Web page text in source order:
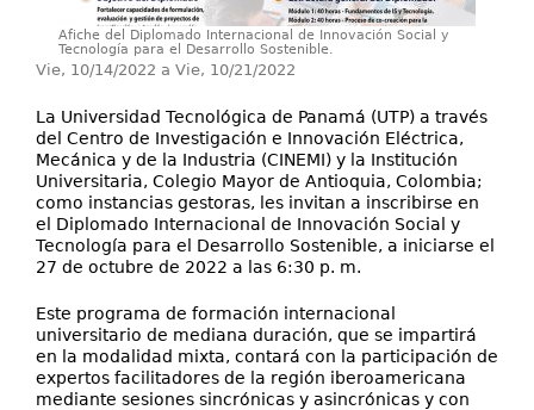
Afiche del Diplomado Internacional de Innovación Social y
Tecnología para el Desarrollo Sostenible.
Vie, 10/14/2022 a Vie, 10/21/2022
La Universidad Tecnológica de Panamá (UTP) a través
del Centro de Investigación e Innovación Eléctrica,
Mecánica y de la Industria (CINEMI) y la Institución
Universitaria, Colegio Mayor de Antioquia, Colombia;
como instancias gestoras, les invitan a inscribirse en
el Diplomado Internacional de Innovación Social y
Tecnología para el Desarrollo Sostenible, a iniciarse el
27 de octubre de 2022 a las 6:30 p. m.
Este programa de formación internacional
universitario de mediana duración, que se impartirá
en la modalidad mixta, contará con la participación de
expertos facilitadores de la región iberoamericana
mediante sesiones sincrónicas y asincrónicas y con